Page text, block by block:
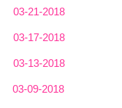
03-21-2018
03-17-2018
03-13-2018
03-09-2018